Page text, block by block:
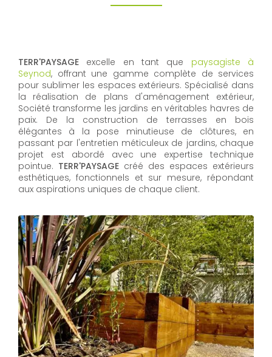
TERR'PAYSAGE excelle en tant que paysagiste à
Seynod, offrant une gamme complète de services
pour sublimer les espaces extérieurs. Spécialisé dans
la réalisation de plans d'aménagement extérieur,
Société transforme les jardins en véritables havres de
paix. De la construction de terrasses en bois
élégantes à la pose minutieuse de clôtures, en
passant par l'entretien méticuleux de jardins, chaque
projet est abordé avec une expertise technique
pointue. TERR'PAYSAGE créé des espaces extérieurs
esthétiques, fonctionnels et sur mesure, répondant
aux aspirations uniques de chaque client.